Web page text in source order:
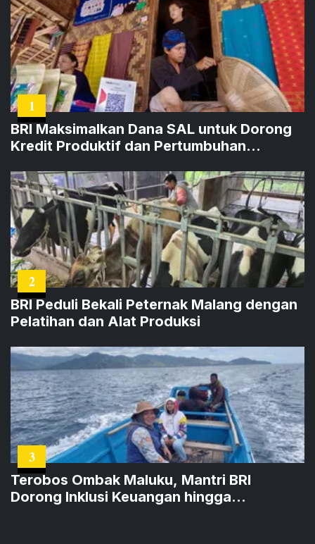
1
BRI Maksimalkan Dana SAL untuk Dorong
Kredit Produktif dan Pertumbuhan
2
BRI Peduli Bekali Peternak Malang dengan
Pelatihan dan Alat Produksi
3
Terobos Ombak Maluku, Mantri BRI
Dorong Inklusi Keuangan hingga